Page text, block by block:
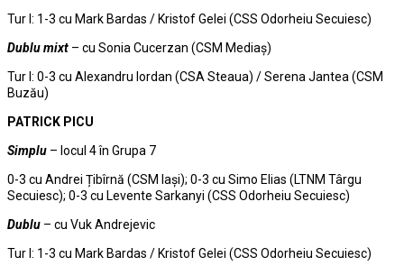
Tur I: 1-3 cu Mark Bardas / Kristof Gelei (CSS Odorheiu Secuiesc)
Dublu mixt – cu Sonia Cucerzan (CSM Mediaș)
Tur I: 0-3 cu Alexandru Iordan (CSA Steaua) / Serena Jantea (CSM
Buzău)
PATRICK PICU
Simplu – locul 4 în Grupa 7
0-3 cu Andrei Țibîrnă (CSM Iași); 0-3 cu Simo Elias (LTNM Târgu
Secuiesc); 0-3 cu Levente Sarkanyi (CSS Odorheiu Secuiesc)
Dublu – cu Vuk Andrejevic
Tur I: 1-3 cu Mark Bardas / Kristof Gelei (CSS Odorheiu Secuiesc)